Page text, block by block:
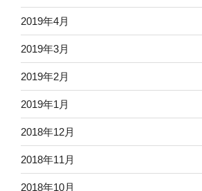
2019年4月
2019年3月
2019年2月
2019年1月
2018年12月
2018年11月
2018年10月